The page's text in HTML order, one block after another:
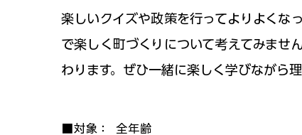
楽しいクイズや政策を行ってよりよくな
で楽しく町づくりについて考えてみませ
わります。ぜひ一緒に楽しく学びながら
■対象： 全年齢